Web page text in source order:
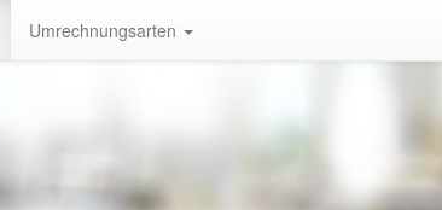
Umrechnungsarten